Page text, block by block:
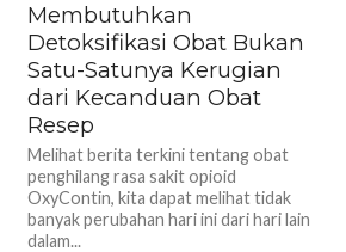
Membutuhkan
Detoksifikasi Obat Bukan
Satu-Satunya Kerugian
dari Kecanduan Obat
Resep
Melihat berita terkini tentang obat
penghilang rasa sakit opioid
OxyContin, kita dapat melihat tidak
banyak perubahan hari ini dari hari lain
dalam...